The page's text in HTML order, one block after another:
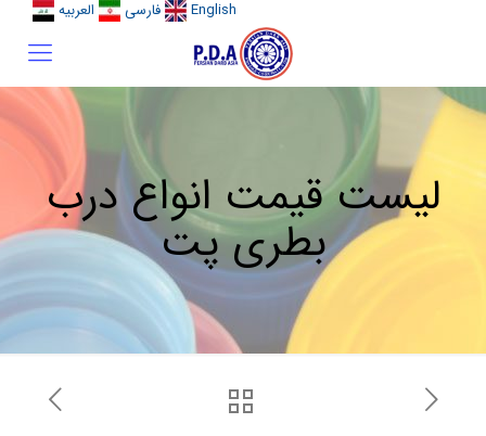
English فارسی العربیه
لیست قیمت انواع درب
بطری پت